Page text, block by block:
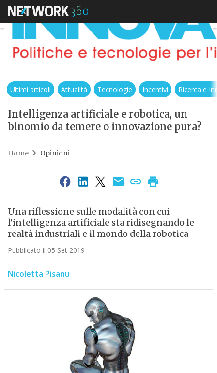
Ultimi articoli Attualità Tecnologie Incentivi Ricerca e
Intelligenza artificiale e robotica, un
binomio da temere o innovazione pura?
Home Opinioni
Una riflessione sulle modalità con cui
l’intelligenza artificiale sta ridisegnando le
realtà industriali e il mondo della robotica
Pubblicato il 05 Set 2019
Nicoletta Pisanu